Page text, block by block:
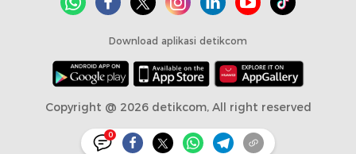
0
Download aplikasi detikcom
Copyright @ 2026 detikcom, All right reserved